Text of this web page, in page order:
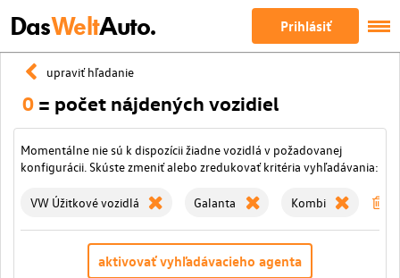
DasWeltAuto. Prihlásiť
upraviť hľadanie
0 = počet nájdených vozidiel
Momentálne nie sú k dispozícii žiadne vozidlá v požadovanej
konfigurácii. Skúste zmeniť alebo zredukovať kritéria vyhľadávania:
VW Úžitkové vozidlá Galanta Kombi
aktivovať vyhľadávacieho agenta